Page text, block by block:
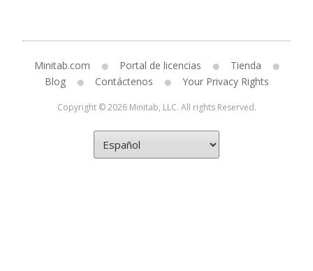
Minitab.com Portal de licencias
Tienda
Blog
Contáctenos Your Privacy Rights
Copyright © 2026 Minitab, LLC. All rights Reserved.